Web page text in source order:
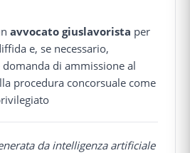
avvocato giuslavorista per
e, se necessario,
domanda di ammissione al
procedura concorsuale come
da intelligenza artificiale